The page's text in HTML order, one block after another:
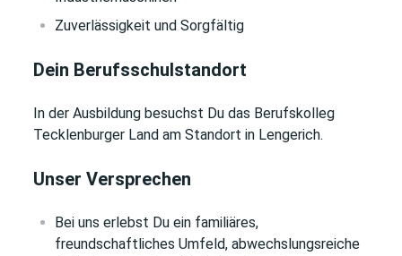
Zuverlässigkeit und Sorgfältig
Dein Berufsschulstandort
In der Ausbildung besuchst Du das Berufskolleg
Tecklenburger Land am Standort in Lengerich.
Unser Versprechen
Bei uns erlebst Du ein familiäres,
freundschaftliches Umfeld, abwechslungsreiche